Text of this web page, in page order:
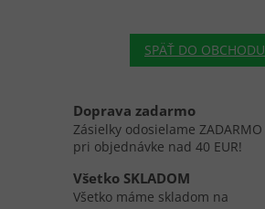
SPÄŤ DO OBCHODU
Doprava zadarmo
Zásielky odosielame ZADARMO
pri objednávke nad 40 EUR!
Všetko SKLADOM
Všetko máme skladom na